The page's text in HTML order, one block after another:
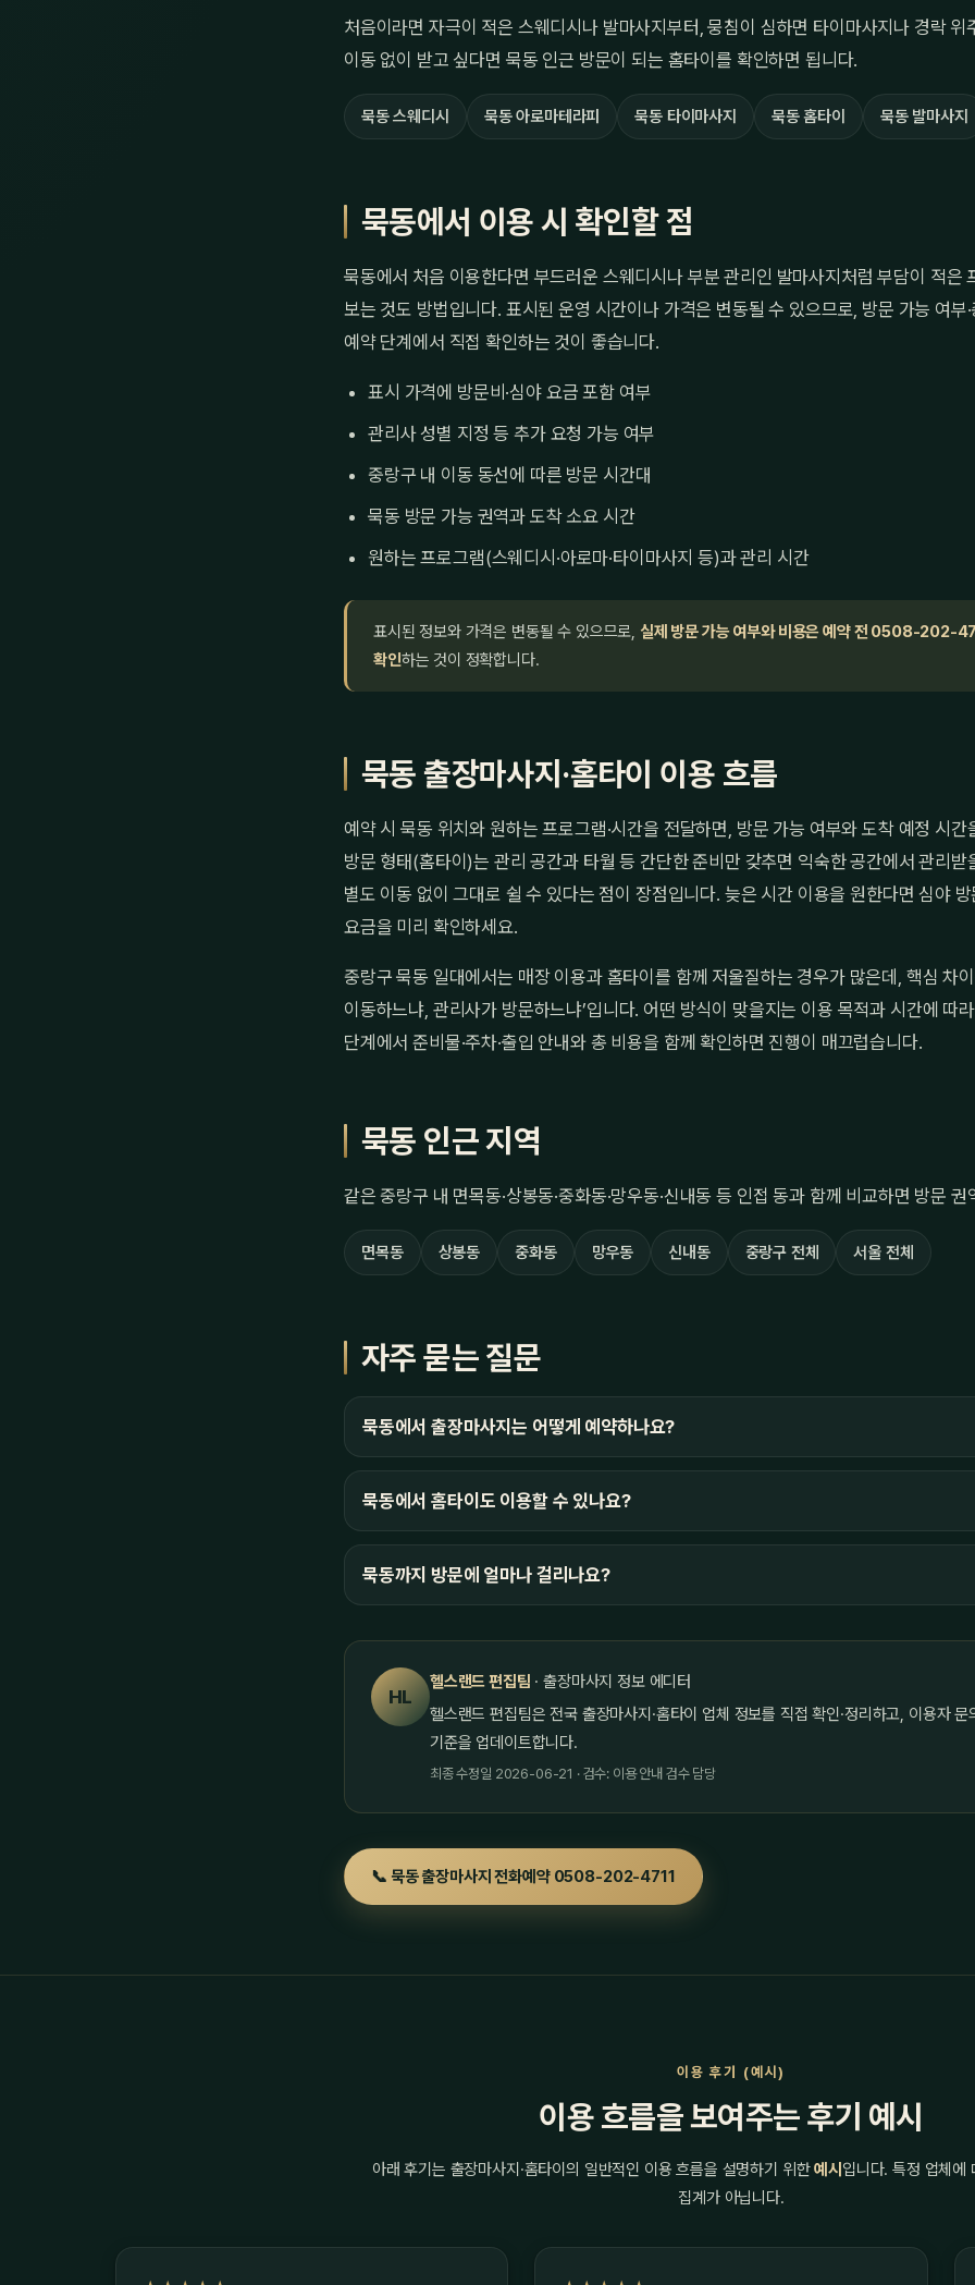
처음이라면 자극이 적은 스웨디시나 발마사지부터, 뭉침이 심하면 타이마사지나 경락 위
이동 없이 받고 싶다면 묵동 인근 방문이 되는 홈타이를 확인하면 됩니다.
묵동 스웨디시 묵동 아로마테라피 묵동 타이마사지 묵동 홈타이 묵동 발마사지
묵동에서 이용 시 확인할 점
묵동에서 처음 이용한다면 부드러운 스웨디시나 부분 관리인 발마사지처럼 부담이 적은
보는 것도 방법입니다. 표시된 운영 시간이나 가격은 변동될 수 있으므로, 방문 가능 여부·
예약 단계에서 직접 확인하는 것이 좋습니다.
표시 가격에 방문비·심야 요금 포함 여부
관리사 성별 지정 등 추가 요청 가능 여부
중랑구 내 이동 동선에 따른 방문 시간대
묵동 방문 가능 권역과 도착 소요 시간
원하는 프로그램(스웨디시·아로마·타이마사지 등)과 관리 시간
표시된 정보와 가격은 변동될 수 있으므로, 실제 방문 가능 여부와 비용은 예약 전 0508-202-
확인하는 것이 정확합니다.
묵동 출장마사지·홈타이 이용 흐름
예약 시 묵동 위치와 원하는 프로그램·시간을 전달하면, 방문 가능 여부와 도착 예정 시간
방문 형태(홈타이)는 관리 공간과 타월 등 간단한 준비만 갖추면 익숙한 공간에서 관리받
별도 이동 없이 그대로 쉴 수 있다는 점이 장점입니다. 늦은 시간 이용을 원한다면 심야
요금을 미리 확인하세요.
중랑구 묵동 일대에서는 매장 이용과 홈타이를 함께 저울질하는 경우가 많은데, 핵심 차
이동하느냐, 관리사가 방문하느냐’입니다. 어떤 방식이 맞을지는 이용 목적과 시간에 따
단계에서 준비물·주차·출입 안내와 총 비용을 함께 확인하면 진행이 매끄럽습니다.
묵동 인근 지역
같은 중랑구 내 면목동·상봉동·중화동·망우동·신내동 등 인접 동과 함께 비교하면 방문
면목동 상봉동 중화동 망우동 신내동 중랑구 전체 서울 전체
자주 묻는 질문
묵동에서 출장마사지는 어떻게 예약하나요?
묵동에서 홈타이도 이용할 수 있나요?
묵동까지 방문에 얼마나 걸리나요?
HL
헬스랜드 편집팀 · 출장마사지 정보 에디터
헬스랜드 편집팀은 전국 출장마사지·홈타이 업체 정보를 직접 확인·정리하고, 이용자 문
기준을 업데이트합니다.
최종 수정일 2026-06-21 · 검수: 이용 안내 검수 담당
📞 묵동 출장마사지 전화예약 0508-202-4711
이용 후기 (예시)
이용 흐름을 보여주는 후기 예시
아래 후기는 출장마사지·홈타이의 일반적인 이용 흐름을 설명하기 위한예시 입니다. 특정 업체에
집계가 아닙니다.